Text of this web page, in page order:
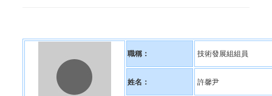
職稱： 技術發展組組員
姓名： 許馨尹